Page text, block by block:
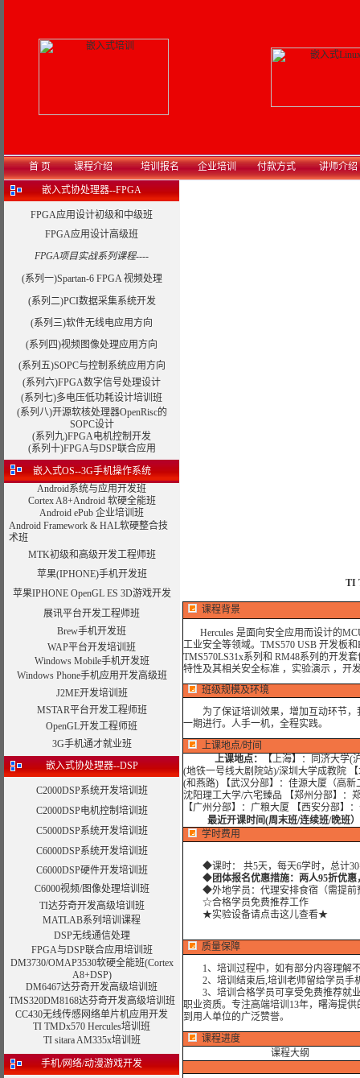
首 页 课程介绍 培训报名 企业培训 付款方式 讲师介绍
嵌入式协处理器--FPGA
FPGA应用设计初级和中级班
FPGA应用设计高级班
FPGA项目实战系列课程----
(系列一)Spartan-6 FPGA 视频处理
(系列二)PCI数据采集系统开发
(系列三)软件无线电应用方向
(系列四)视频图像处理应用方向
(系列五)SOPC与控制系统应用方向
(系列六)FPGA数字信号处理设计
(系列七)多电压低功耗设计培训班
(系列八)开源软核处理器OpenRisc的
SOPC设计
(系列九)FPGA电机控制开发
(系列十)FPGA与DSP联合应用
嵌入式OS--3G手机操作系统
Android系统与应用开发班
Cortex A8+Android 软硬全能班
Android ePub 企业培训班
Android Framework & HAL软硬整合技
术班
MTK初级和高级开发工程师班
苹果(IPHONE)手机开发班
苹果IPHONE OpenGL ES 3D游戏开发
展讯平台开发工程师班
Brew手机开发班
WAP平台开发培训班
Windows Mobile手机开发班
Windows Phone手机应用开发高级班
J2ME开发培训班
MSTAR平台开发工程师班
OpenGL开发工程师班
3G手机通才就业班
嵌入式协处理器--DSP
C2000DSP系统开发培训班
C2000DSP电机控制培训班
C5000DSP系统开发培训班
C6000DSP系统开发培训班
C6000DSP硬件开发培训班
C6000视频/图像处理培训班
TI达芬奇开发高级培训班
MATLAB系列培训课程
DSP无线通信处理
FPGA与DSP联合应用培训班
DM3730/OMAP3530软硬全能班(Cortex
A8+DSP)
DM6467达芬奇开发高级培训班
TMS320DM8168达芬奇开发高级培训班
CC430无线传感网络单片机应用开发
TI TMDx570 Hercules培训班
TI sitara AM335x培训班
手机/网络/动漫游戏开发
TI
课程背景
Hercules 是面向安全应用而设计的
工业安全等领域。 TMS570 USB 开发板和
TMS570LS31x系列和 RM48系列的开发
特性及其相关安全标准 ，实验演示 ，开
班级规模及环境
为了保证培训效果，增加互动环节，
一期进行。人手一机，全程实践。
上课地点/时间
上课地点：
【上海】：同济大学
(地铁一号线大剧院站)/深圳大学成教院
(和燕路) 【武汉分部】：佳源大厦（高
沈阳理工大学/六宅臻品 【郑州分部】：
【广州分部】：广粮大厦 【西安分部】
最近开课时间(周末班/连续班/晚班
学时费用
◆课时： 共5天，每天6学时，总计
◆团体报名优惠措施：两人95折优
◆外地学员：代理安排食宿（需提前
☆合格学员免费推荐工作
★实验设备请点击这儿查看★
质量保障
1、培训过程中，如有部分内容理解
2、培训结束后,培训老师留给学员手
3、培训合格学员可享受免费推荐就
职业资质。专注高端培训13年，曙海提
到用人单位的广泛赞誉。
课程进度
课程大纲